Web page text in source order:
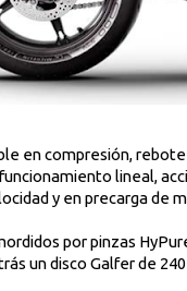
en compresión,
lineal,
y en precarga de
por pinzas
un disco Galfer de